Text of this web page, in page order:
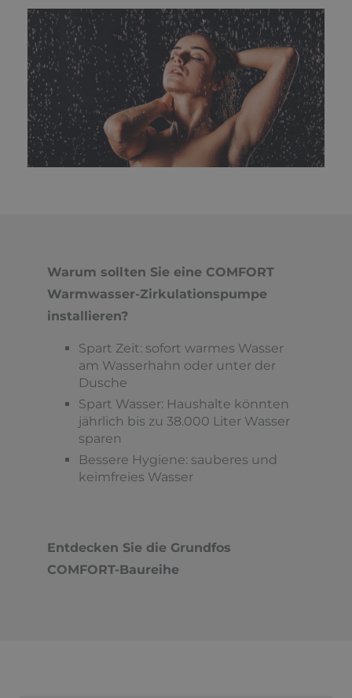
Warum sollten Sie eine COMFORT
Warmwasser-Zirkulationspumpe
installieren?
Spart Zeit: sofort warmes Wasser
am Wasserhahn oder unter der
Dusche
Spart Wasser: Haushalte könnten
jährlich bis zu 38.000 Liter Wasser
sparen
Bessere Hygiene: sauberes und
keimfreies Wasser
Entdecken Sie die Grundfos
COMFORT-Baureihe